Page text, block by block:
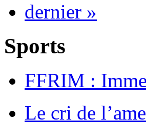
dernier »
Sports
FFRIM :
Le cri de